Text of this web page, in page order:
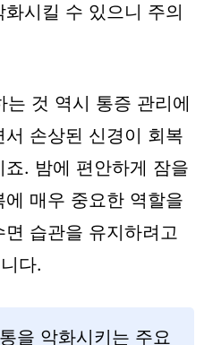
시킬 수 있으니 주의
는 것 역시 통증 관리에
손상된 신경이 회복
. 밤에 편안하게 잠을
매우 중요한 역할을
습관을 유지하려고
다.
을 악화시키는 주요